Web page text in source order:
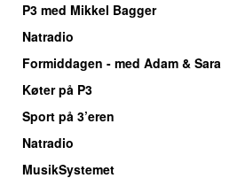
P3 med Mikkel Bagger
Natradio
Formiddagen - med Adam & Sara
Køter på P3
Sport på 3’eren
Natradio
MusikSystemet